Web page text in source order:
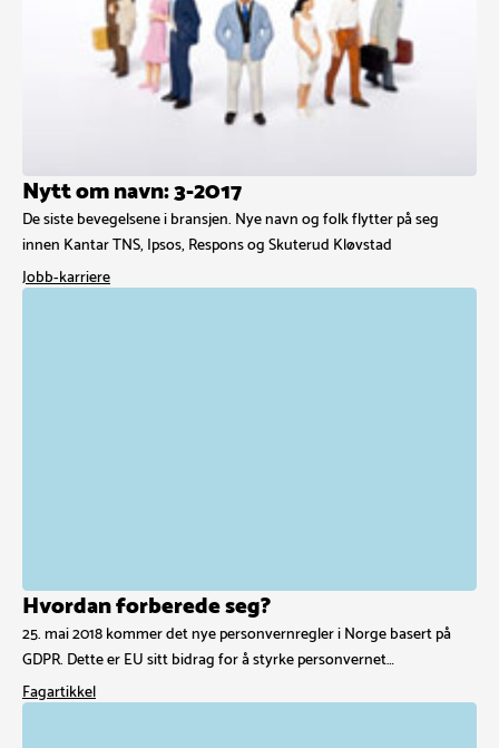
Nytt om navn: 3-2017
De siste bevegelsene i bransjen. Nye navn og folk flytter på seg
innen Kantar TNS, Ipsos, Respons og Skuterud Kløvstad
Jobb-karriere
Hvordan forberede seg?
25. mai 2018 kommer det nye personvernregler i Norge basert på
GDPR. Dette er EU sitt bidrag for å styrke personvernet…
Fagartikkel